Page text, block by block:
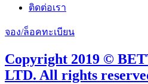
ติดต่อเรา
จอง/ล็อคทะเบียน
Copyright 2019 ©
LTD. All rights